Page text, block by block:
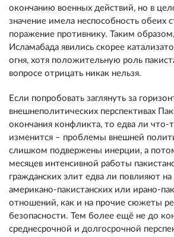
окончанию военных действий, но в
значение имела неспособность обеих
поражение противнику. Таким
Исламабада явились скорее
огня, хотя положительную роль
вопросе отрицать никак нельзя.
Если попробовать заглянуть за
внешнеполитических перспективах
окончания конфликта, то едва ли что-
изменится – проблемы внешней
слишком подвержены инерции, а
месяцев интенсивной работы
гражданских элит едва ли повлияют
американо-пакистанских или ирано-
отношений, как и на прочие сюжеты
безопасности. Тем более ещё не до
среднесрочной и долгосрочной